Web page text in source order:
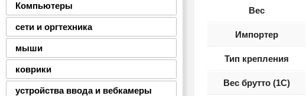
Компьютеры
сети и оргтехника
мыши
коврики
устройства ввода и вебкамеры
Вес
Импортер
Тип крепления
Вес брутто (1С)